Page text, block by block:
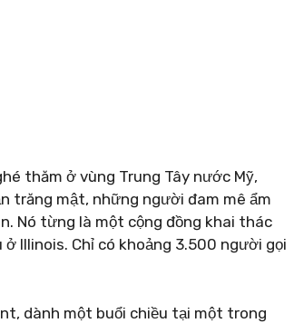
thăm ở vùng Trung Tây nước Mỹ,
trăng mật, những người đam mê ẩm
Nó từng là một cộng đồng khai thác
Illinois. Chỉ có khoảng 3.500 người gọi
dành một buổi chiều tại một trong